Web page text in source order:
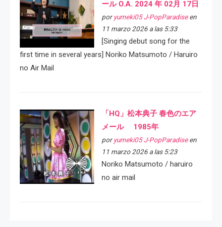
ール O.A. 2024 年 02月 17日
por yumeki05 J-PopParadiseen
11 marzo 2026 a las 5:33
[Singing debut song for the
first time in several years] Noriko Matsumoto / Haruiro
no Air Mail
「HQ」松本典子 春色のエア
メール 1985年
por yumeki05 J-PopParadiseen
11 marzo 2026 a las 5:23
Noriko Matsumoto / haruiro
no air mail